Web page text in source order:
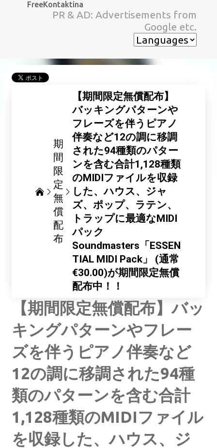
スキップしてメイン コンテンツに移動
FreeKontaktina
PR & AD: Advertisements from
Google etc.
期
間
限
定
無
償
配
布
【期間限定無償配布】
バッキングパターンや
フレーズを伴うピアノ
伴奏など12の調に移調
された94種類のパター
ンを含む合計1,128種類
のMIDIファイルを収録
した、ハウス、ジャ
ズ、ポップ、ラテン、
トラップに最適なMIDI
パック
Soundmasters「ESSEN
TIAL MIDI Pack」 (通常
€30.00)が期間限定無償
配布中！！
【期間限定無償配布】バッ
キングパターンやフレー
ズを伴うピアノ伴奏など
12の調に移調された94種
類のパターンを含む合計
1,128種類のMIDIファイル
を収録した、ハウス、ジ